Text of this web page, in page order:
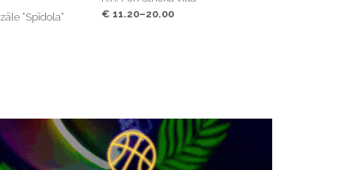
“Spīdola”
€ 11.20–20.00